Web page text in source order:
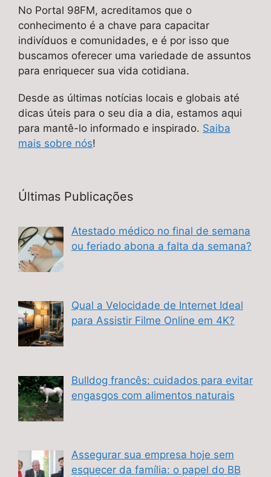
No Portal 98FM, acreditamos que o
conhecimento é a chave para capacitar
indivíduos e comunidades, e é por isso que
buscamos oferecer uma variedade de assuntos
para enriquecer sua vida cotidiana.
Desde as últimas notícias locais e globais até
dicas úteis para o seu dia a dia, estamos aqui
para mantê-lo informado e inspirado. Saiba
mais sobre nós!
Últimas Publicações
Atestado médico no final de semana
ou feriado abona a falta da semana?
Qual a Velocidade de Internet Ideal
para Assistir Filme Online em 4K?
Bulldog francês: cuidados para evitar
engasgos com alimentos naturais
Assegurar sua empresa hoje sem
esquecer da família: o papel do BB